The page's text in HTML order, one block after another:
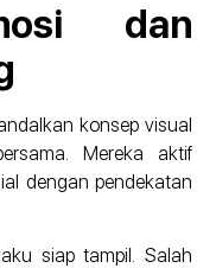
dan
konsep visual
Mereka aktif
dengan pendekatan
siap tampil. Salah